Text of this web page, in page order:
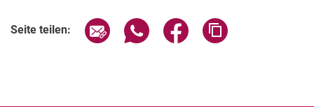
Seite teilen: Seite über E-Mail teilen
Seite über WhatsApp teilen
Seite über Facebook